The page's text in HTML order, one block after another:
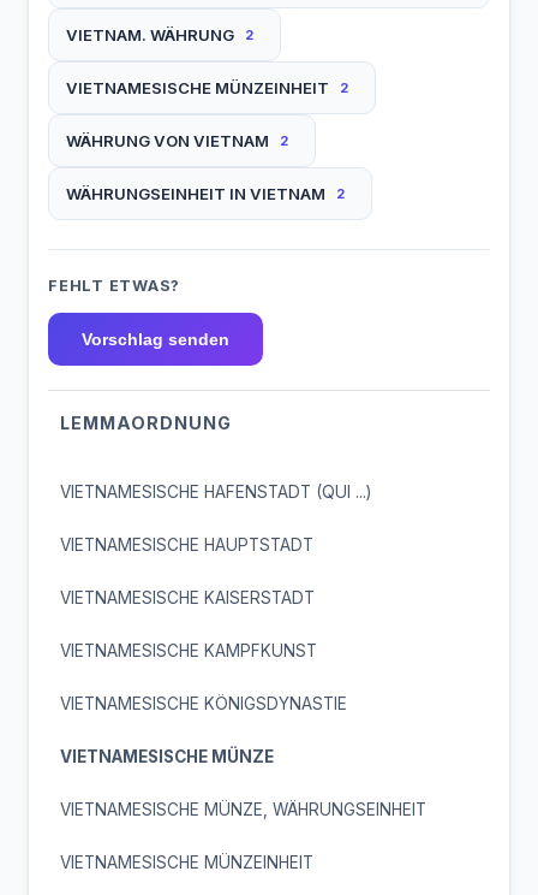
VIETNAM. WÄHRUNG 2
VIETNAMESISCHE MÜNZEINHEIT 2
WÄHRUNG VON VIETNAM 2
WÄHRUNGSEINHEIT IN VIETNAM 2
FEHLT ETWAS?
Vorschlag senden
LEMMAORDNUNG
VIETNAMESISCHE HAFENSTADT (QUI ...)
VIETNAMESISCHE HAUPTSTADT
VIETNAMESISCHE KAISERSTADT
VIETNAMESISCHE KAMPFKUNST
VIETNAMESISCHE KÖNIGSDYNASTIE
VIETNAMESISCHE MÜNZE
VIETNAMESISCHE MÜNZE, WÄHRUNGSEINHEIT
VIETNAMESISCHE MÜNZEINHEIT